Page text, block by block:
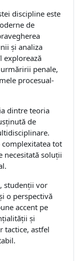
discipline este
de
și analiza
explorează
penale,
procesual-
dintre teoria
de
complexitatea tot
necesitată soluții
studenții vor
o perspectivă
accent pe
și
tactice, astfel